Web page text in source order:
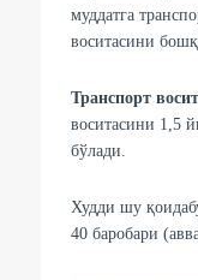
муддатга
воситасини
Транспорт
воситасини 1,5
бўлади.
Худди шу
40 баробари